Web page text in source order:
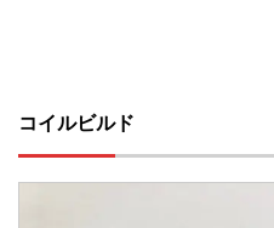
コイルビルド